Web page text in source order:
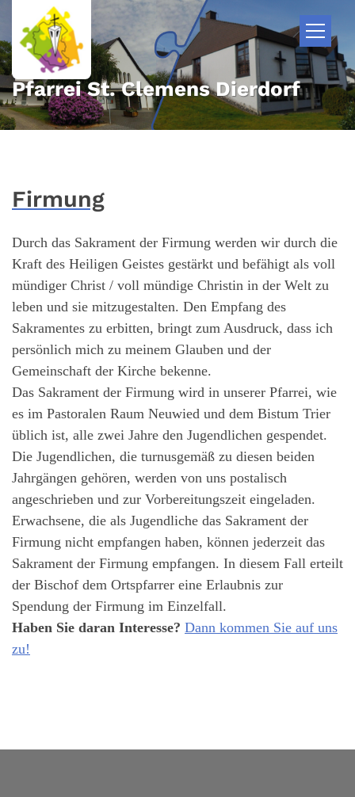
Zum Inhalt springen
Pfarrei St. Clemens Dierdorf
Firmung
Durch das Sakrament der Firmung werden wir durch die
Kraft des Heiligen Geistes gestärkt und befähigt als voll
mündiger Christ / voll mündige Christin in der Welt zu
leben und sie mitzugestalten. Den Empfang des
Sakramentes zu erbitten, bringt zum Ausdruck, dass ich
persönlich mich zu meinem Glauben und der
Gemeinschaft der Kirche bekenne.
Das Sakrament der Firmung wird in unserer Pfarrei, wie
es im Pastoralen Raum Neuwied und dem Bistum Trier
üblich ist, alle zwei Jahre den Jugendlichen gespendet.
Die Jugendlichen, die turnusgemäß zu diesen beiden
Jahrgängen gehören, werden von uns postalisch
angeschrieben und zur Vorbereitungszeit eingeladen.
Erwachsene, die als Jugendliche das Sakrament der
Firmung nicht empfangen haben, können jederzeit das
Sakrament der Firmung empfangen. In diesem Fall erteilt
der Bischof dem Ortspfarrer eine Erlaubnis zur
Spendung der Firmung im Einzelfall.
Haben Sie daran Interesse? Dann kommen Sie auf uns
zu!